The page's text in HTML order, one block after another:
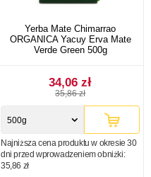
Yerba Mate Chimarrao
ORGANICA Yacuy Erva Mate
Verde Green 500g
34,06 zł
35,86 zł
500g
Najniższa cena produktu w okresie 30
dni przed wprowadzeniem obniżki:
35,86 zł